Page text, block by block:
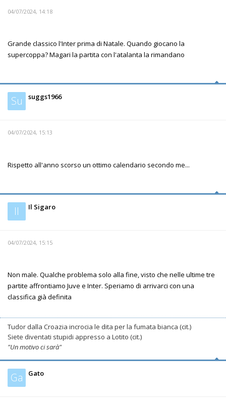
04/07/2024, 14:18
Grande classico l'Inter prima di Natale. Quando giocano la
supercoppa? Magari la partita con l'atalanta la rimandano
Su suggs1966
04/07/2024, 15:13
Rispetto all'anno scorso un ottimo calendario secondo me...
Il Il Sigaro
04/07/2024, 15:15
Non male. Qualche problema solo alla fine, visto che nelle ultime tre
partite affrontiamo Juve e Inter. Speriamo di arrivarci con una
classifica già definita
Tudor dalla Croazia incrocia le dita per la fumata bianca (cit.)
Siete diventati stupidi appresso a Lotito (cit.)
"Un motivo ci sarà"
Ga Gato